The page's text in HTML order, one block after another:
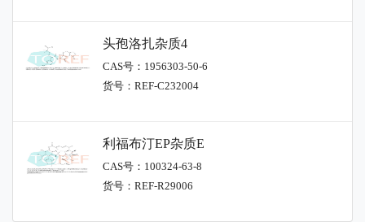
头孢洛扎杂质4
CAS号：1956303-50-6
货号：REF-C232004
利福布汀EP杂质E
CAS号：100324-63-8
货号：REF-R29006